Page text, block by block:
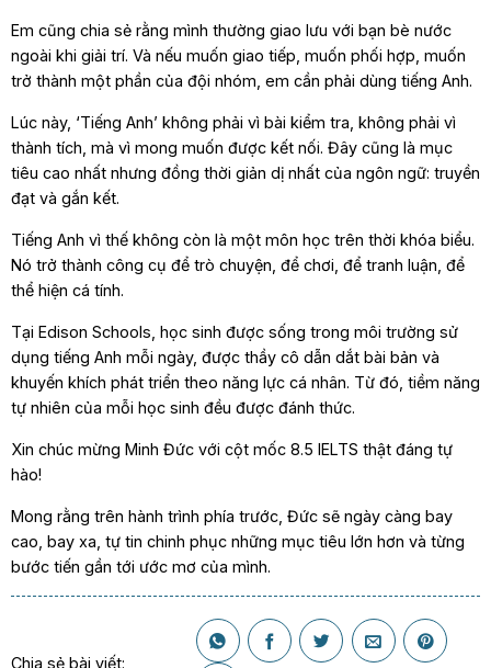
Em cũng chia sẻ rằng mình thường giao lưu với bạn bè nước
ngoài khi giải trí. Và nếu muốn giao tiếp, muốn phối hợp, muốn
trở thành một phần của đội nhóm, em cần phải dùng tiếng Anh.
Lúc này, ‘Tiếng Anh’ không phải vì bài kiểm tra, không phải vì
thành tích, mà vì mong muốn được kết nối. Đây cũng là mục
tiêu cao nhất nhưng đồng thời giản dị nhất của ngôn ngữ: truyền
đạt và gắn kết.
Tiếng Anh vì thế không còn là một môn học trên thời khóa biểu.
Nó trở thành công cụ để trò chuyện, để chơi, để tranh luận, để
thể hiện cá tính.
Tại Edison Schools, học sinh được sống trong môi trường sử
dụng tiếng Anh mỗi ngày, được thầy cô dẫn dắt bài bản và
khuyến khích phát triển theo năng lực cá nhân. Từ đó, tiềm năng
tự nhiên của mỗi học sinh đều được đánh thức.
Xin chúc mừng Minh Đức với cột mốc 8.5 IELTS thật đáng tự
hào!
Mong rằng trên hành trình phía trước, Đức sẽ ngày càng bay
cao, bay xa, tự tin chinh phục những mục tiêu lớn hơn và từng
bước tiến gần tới ước mơ của mình.
Chia sẻ bài viết: